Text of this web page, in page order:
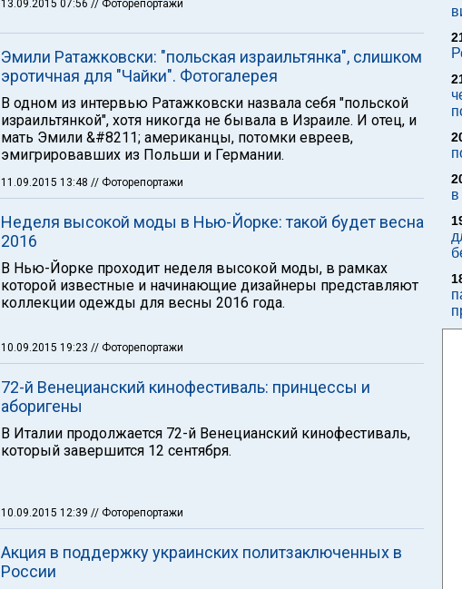
13.09.2015 07:56 // Фоторепортажи
Эмили Ратажковски: "польская израильтянка", слишком
эротичная для "Чайки". Фотогалерея
В одном из интервью Ратажковски назвала себя "польской
израильтянкой", хотя никогда не бывала в Израиле. И отец, и
мать Эмили &#8211; американцы, потомки евреев,
эмигрировавших из Польши и Германии.
11.09.2015 13:48 // Фоторепортажи
Неделя высокой моды в Нью-Йорке: такой будет весна
2016
В Нью-Йорке проходит неделя высокой моды, в рамках
которой известные и начинающие дизайнеры представляют
коллекции одежды для весны 2016 года.
10.09.2015 19:23 // Фоторепортажи
72-й Венецианский кинофестиваль: принцессы и
аборигены
В Италии продолжается 72-й Венецианский кинофестиваль,
который завершится 12 сентября.
10.09.2015 12:39 // Фоторепортажи
Акция в поддержку украинских политзаключенных в
России